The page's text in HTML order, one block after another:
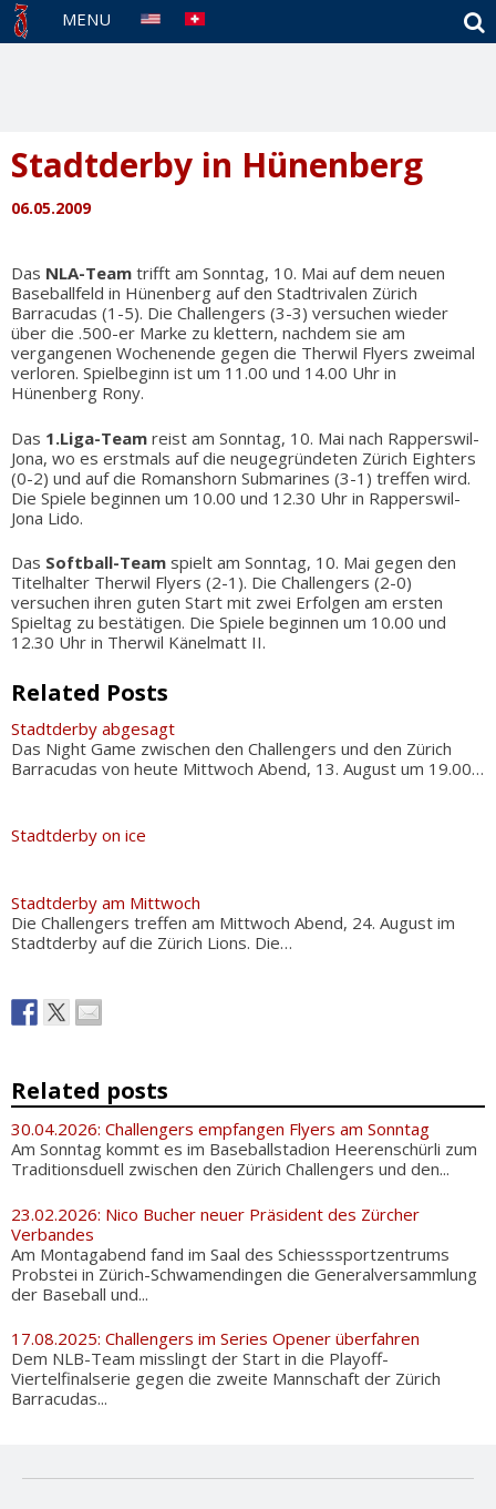
MENU
Stadtderby in Hünenberg
06.05.2009
Das NLA-Team trifft am Sonntag, 10. Mai auf dem neuen
Baseballfeld in Hünenberg auf den Stadtrivalen Zürich
Barracudas (1-5). Die Challengers (3-3) versuchen wieder
über die .500-er Marke zu klettern, nachdem sie am
vergangenen Wochenende gegen die Therwil Flyers zweimal
verloren. Spielbeginn ist um 11.00 und 14.00 Uhr in
Hünenberg Rony.
Das 1.Liga-Team reist am Sonntag, 10. Mai nach Rapperswil-
Jona, wo es erstmals auf die neugegründeten Zürich Eighters
(0-2) und auf die Romanshorn Submarines (3-1) treffen wird.
Die Spiele beginnen um 10.00 und 12.30 Uhr in Rapperswil-
Jona Lido.
Das Softball-Team spielt am Sonntag, 10. Mai gegen den
Titelhalter Therwil Flyers (2-1). Die Challengers (2-0)
versuchen ihren guten Start mit zwei Erfolgen am ersten
Spieltag zu bestätigen. Die Spiele beginnen um 10.00 und
12.30 Uhr in Therwil Känelmatt II.
Related Posts
Stadtderby abgesagt
Das Night Game zwischen den Challengers und den Zürich
Barracudas von heute Mittwoch Abend, 13. August um 19.00…
Stadtderby on ice
Stadtderby am Mittwoch
Die Challengers treffen am Mittwoch Abend, 24. August im
Stadtderby auf die Zürich Lions. Die…
Related posts
30.04.2026: Challengers empfangen Flyers am Sonntag
Am Sonntag kommt es im Baseballstadion Heerenschürli zum
Traditionsduell zwischen den Zürich Challengers und den...
23.02.2026: Nico Bucher neuer Präsident des Zürcher
Verbandes
Am Montagabend fand im Saal des Schiesssportzentrums
Probstei in Zürich-Schwamendingen die Generalversammlung
der Baseball und...
17.08.2025: Challengers im Series Opener überfahren
Dem NLB-Team misslingt der Start in die Playoff-
Viertelfinalserie gegen die zweite Mannschaft der Zürich
Barracudas...